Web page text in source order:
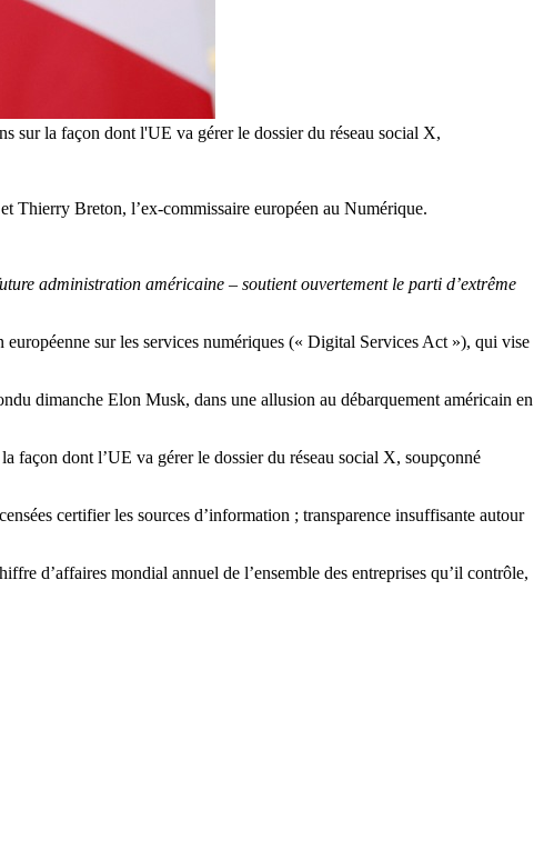
sur la façon dont l'UE va gérer le dossier du réseau social X,
Thierry Breton, l’ex-commissaire européen au Numérique.
administration américaine – soutient ouvertement le parti d’extrême
sur les services numériques (« Digital Services Act »), qui vise
dimanche Elon Musk, dans une allusion au débarquement américain en
façon dont l’UE va gérer le dossier du réseau social X, soupçonné
certifier les sources d’information ; transparence insuffisante autour
d’affaires mondial annuel de l’ensemble des entreprises qu’il contrôle,